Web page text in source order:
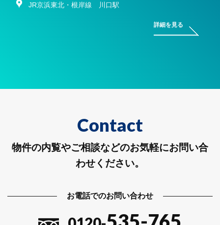
JR京浜東北・根岸線 川口駅
詳細を見る
Contact
物件の内覧やご相談などのお気軽にお問い合
わせください。
お電話でのお問い合わせ